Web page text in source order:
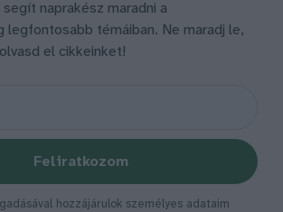
naprakész maradni a
legfontosabb témáiban. Ne maradj le,
el cikkeinket!
Feliratkozom
hozzájárulok személyes adataim